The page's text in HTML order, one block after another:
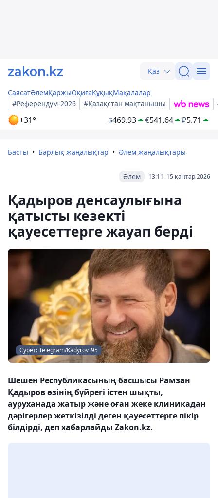
Қаз
СаясатӘлемҚаржыОқиғаҚұқықМақалалар
#Референдум-2026
#Қазақстан мақтанышы
+31° $469.93 €541.64 ₽5.71
Басты Барлық жаңалықтар Әлем жаңалықтары
13:11, 15 қаңтар 2026
Әлем
Қадыров денсаулығына
қатысты кезекті
қауесеттерге жауап берді
Сурет: Telegram/Kadyrov_95
Шешен Республикасының басшысы Рамзан
Қадыров өзінің бүйрегі істен шықты,
ауруханада жатыр және оған жеке клиникадан
дәрігерлер жеткізілді деген қауесеттерге пікір
білдірді, деп хабарлайды Zakon.kz.